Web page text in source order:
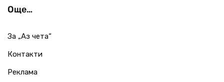
Още…
За „Аз чета“
Контакти
Реклама